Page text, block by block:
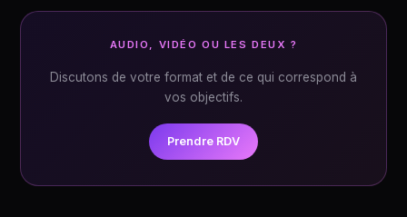
AUDIO, VIDÉO OU LES DEUX ?
Discutons de votre format et de ce qui correspond à
vos objectifs.
Prendre RDV